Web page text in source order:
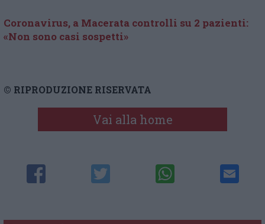
Coronavirus, a Macerata controlli su 2 pazienti:
«Non sono casi sospetti»
© RIPRODUZIONE RISERVATA
Vai alla home